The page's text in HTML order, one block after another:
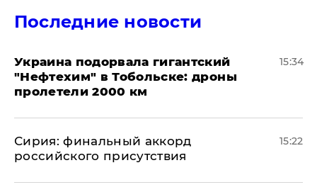
Последние новости
Украина подорвала гигантский
"Нефтехим" в Тобольске: дроны
пролетели 2000 км
15:34
​Сирия: финальный аккорд
российского присутствия
15:22